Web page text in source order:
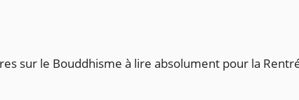
sur le Bouddhisme à lire absolument pour la